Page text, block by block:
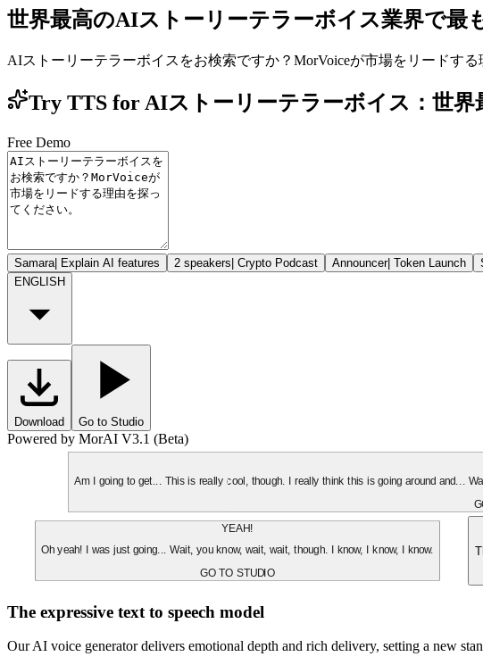
世界最高のAIストーリーテラーボイス業界で最
AIストーリーテラーボイスをお検索ですか？MorVoiceが市場をリードする
Try TTS for AIストーリーテラーボイス：世界
Free Demo
Samara| Explain AI features 2 speakers| Crypto Podcast Announcer| Token Launch
ENGLISH
Download Go to Studio
Powered by MorAI V3.1 (Beta)
Am I going to get... This is really cool, though. I really think this is going around and...
YEAH!
Oh yeah! I was just going... Wait, you know, wait, wait, though. I know, I know, I know.
GO TO STUDIO
The expressive text to speech model
Our AI voice generator delivers emotional depth and rich delivery, setting a new